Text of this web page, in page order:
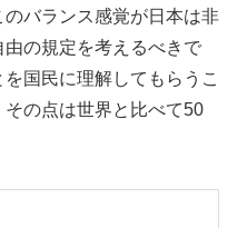
バランス感覚が日本は非
の規定を考えるべきで
国民に理解してもらうこ
の点は世界と比べて50